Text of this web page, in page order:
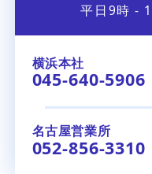
平日9時 -
横浜本社
045-640-5906
名古屋営業所
052-856-3310